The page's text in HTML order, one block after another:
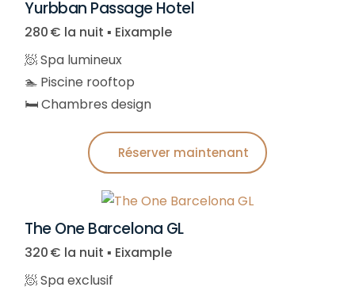
Yurbban Passage Hotel
280 € la nuit ▪︎ Eixample
🧖 Spa lumineux
🏊 Piscine rooftop
🛏️ Chambres design
Réserver maintenant
The One Barcelona GL
320 € la nuit ▪︎ Eixample
🧖 Spa exclusif